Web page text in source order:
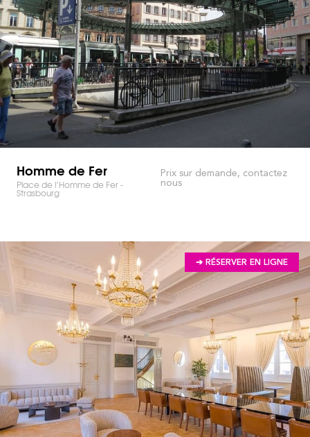
Homme de Fer
Place de l’Homme de Fer -
Strasbourg
Prix sur demande, contactez
nous
➔ RÉSERVER EN LIGNE